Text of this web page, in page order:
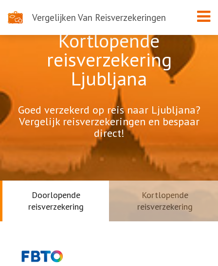
Vergelijken Van Reisverzekeringen
Kortlopende
reisverzekering
Ljubljana
Goed verzekerd op reis naar Ljubljana?
Vergelijk reisverzekeringen en bespaar
direct!
Doorlopende
reisverzekering
Kortlopende
reisverzekering